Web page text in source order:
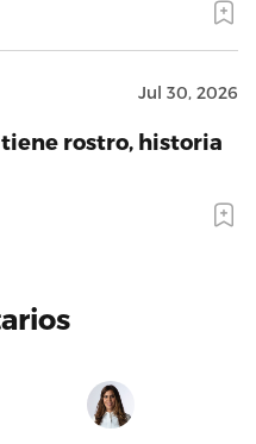
Jul 30, 2026
rostro, historia